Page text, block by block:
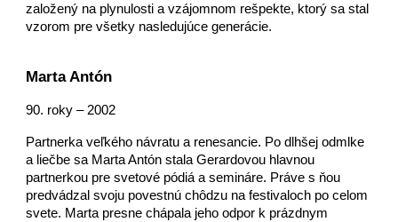
založený na plynulosti a vzájomnom rešpekte, ktorý sa stal
vzorom pre všetky nasledujúce generácie.
Marta Antón
90. roky – 2002
Partnerka veľkého návratu a renesancie. Po dlhšej odmlke
a liečbe sa Marta Antón stala Gerardovou hlavnou
partnerkou pre svetové pódiá a semináre. Práve s ňou
predvádzal svoju povestnú chôdzu na festivaloch po celom
svete. Marta presne chápala jeho odpor k prázdnym